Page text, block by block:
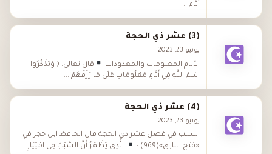
أَيَّام...
(3) عشر ذي الحجة
يونيو 23, 2023
الأيام المعلومات والمعدودات
قال تعالى: ﴿ وَيَذْكُرُوا
اسْمَ اللَّهِ فِي أَيَّامٍ مَعْلُومَاتٍ عَلَى مَا رَزَقَهُمْ ...
(4) عشر ذي الحجة
يونيو 23, 2023
السبب في فضل عشر ذي الحجة قال الحافظ ابن حجر في
«فتح الباري»(969) :
الَّذِي يَظْهَرُ أَنَّ السَّبَبَ فِي امْتِيَازِ...